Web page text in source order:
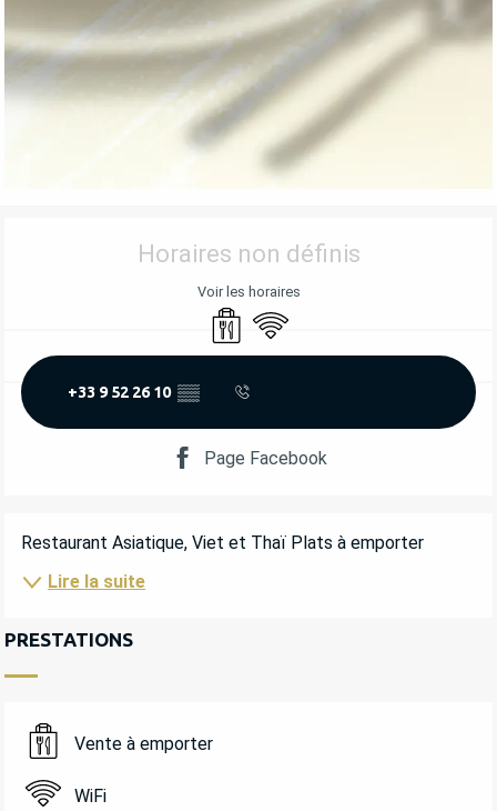
OUVERTURE ET COORDONNÉES
Horaires non définis
Voir les horaires
Vente à emporter
WiFi
+33 9 52 26 10 ▒▒
Page Facebook
DESCRIPTION
Restaurant Asiatique, Viet et Thaï Plats à emporter
Lire la suite
PRESTATIONS
Vente à emporter
WiFi